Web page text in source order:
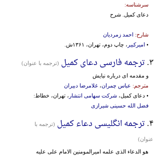
سرشناسه:
دعای‌ کمیل‌. شرح‌
شارح: احمد زمردیان
• امیرکبیر ، چاپ دوم، تهران، ۱۳۶۱ش.
۳. ترجمه فارسی دعای کمیل (ترجمه با عنوان)
و مقدمه ای درباره نیایش
مترجم: عباس چمران، غلامرضا دبیران
• دعای کمیل، شرکت سهامی انتشار ، تهران، خطاط:
فضل الله حسینی شیرازی
۴. ترجمه انگلیسی دعاء کمیل (ترجمه با
عنوان)
هو الدعاء الذی علمه امیرالمومنین الامام علی علیه